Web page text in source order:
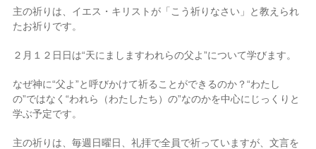
主の祈りは、イエス・キリストが「こう祈りなさい」と教えられ
たお祈りです。
２月１２日日は“天にましますわれらの父よ”について学びます。
なぜ神に“父よ”と呼びかけて祈ることができるのか？“わたし
の”ではなく“われら（わたしたち）の”なのかを中心にじっくりと
学ぶ予定です。
主の祈りは、毎週日曜日、礼拝で全員で祈っていますが、文言を